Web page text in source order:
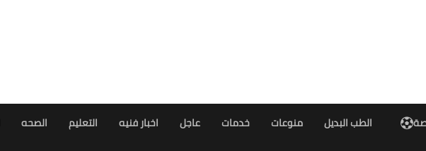
الطب البديل منوعات خدمات عاجل اخبار فنيه التعليم الصحه